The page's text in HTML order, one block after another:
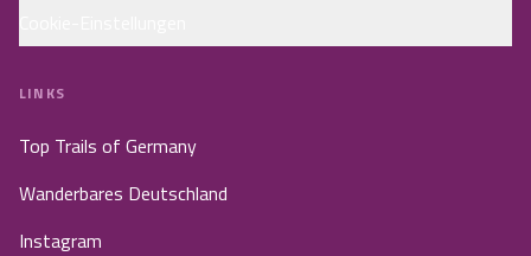
LINKS
Top Trails of Germany
Wanderbares Deutschland
Instagram